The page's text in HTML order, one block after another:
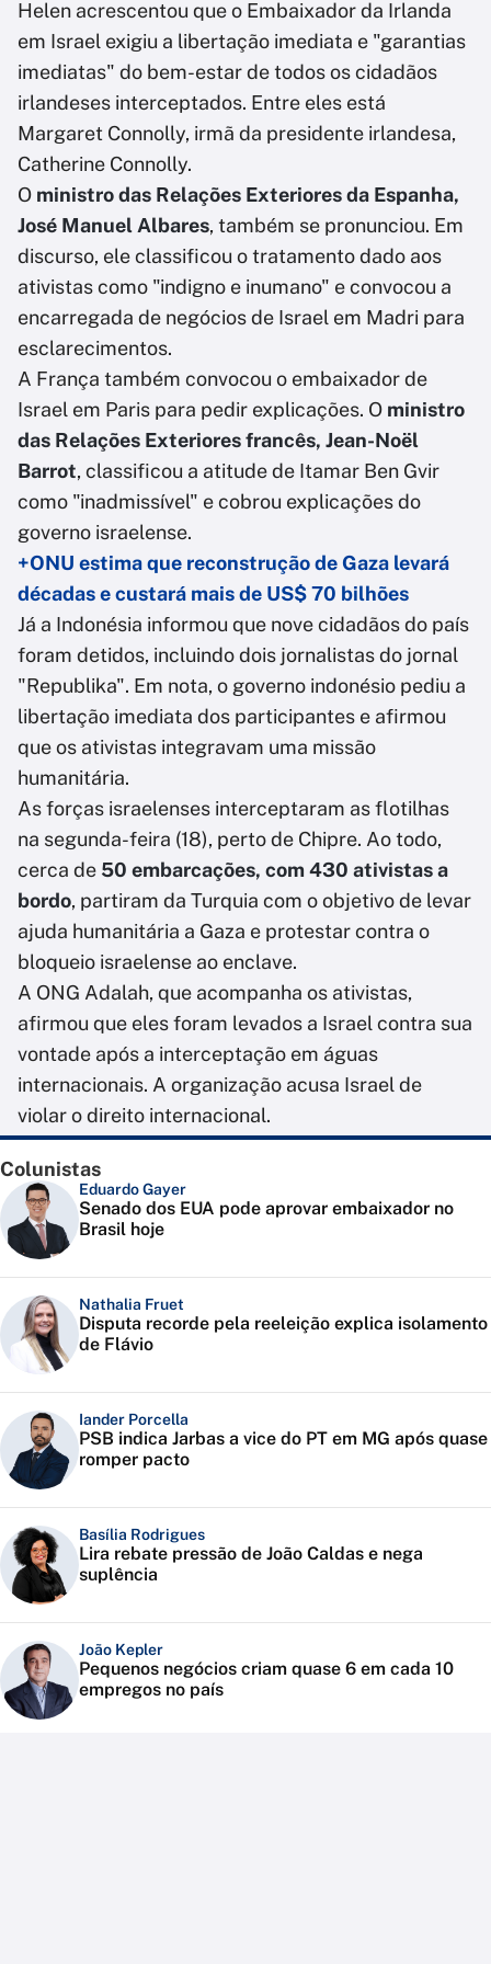
Helen acrescentou que o Embaixador da Irlanda
em Israel exigiu a libertação imediata e "garantias
imediatas" do bem-estar de todos os cidadãos
irlandeses interceptados. Entre eles está
Margaret Connolly, irmã da presidente irlandesa,
Catherine Connolly.
O ministro das Relações Exteriores da Espanha,
José Manuel Albares, também se pronunciou. Em
discurso, ele classificou o tratamento dado aos
ativistas como "indigno e inumano" e convocou a
encarregada de negócios de Israel em Madri para
esclarecimentos.
A França também convocou o embaixador de
Israel em Paris para pedir explicações. O ministro
das Relações Exteriores francês, Jean-Noël
Barrot, classificou a atitude de Itamar Ben Gvir
como "inadmissível" e cobrou explicações do
governo israelense.
+ONU estima que reconstrução de Gaza levará
décadas e custará mais de US$ 70 bilhões
Já a Indonésia informou que nove cidadãos do país
foram detidos, incluindo dois jornalistas do jornal
"Republika". Em nota, o governo indonésio pediu a
libertação imediata dos participantes e afirmou
que os ativistas integravam uma missão
humanitária.
As forças israelenses interceptaram as flotilhas
na segunda-feira (18), perto de Chipre. Ao todo,
cerca de 50 embarcações, com 430 ativistas a
bordo, partiram da Turquia com o objetivo de levar
ajuda humanitária a Gaza e protestar contra o
bloqueio israelense ao enclave.
A ONG Adalah, que acompanha os ativistas,
afirmou que eles foram levados a Israel contra sua
vontade após a interceptação em águas
internacionais. A organização acusa Israel de
violar o direito internacional.
Colunistas
Eduardo Gayer
Senado dos EUA pode aprovar embaixador no
Brasil hoje
Nathalia Fruet
Disputa recorde pela reeleição explica isolamento
de Flávio
Iander Porcella
PSB indica Jarbas a vice do PT em MG após quase
romper pacto
Basília Rodrigues
Lira rebate pressão de João Caldas e nega
suplência
João Kepler
Pequenos negócios criam quase 6 em cada 10
empregos no país